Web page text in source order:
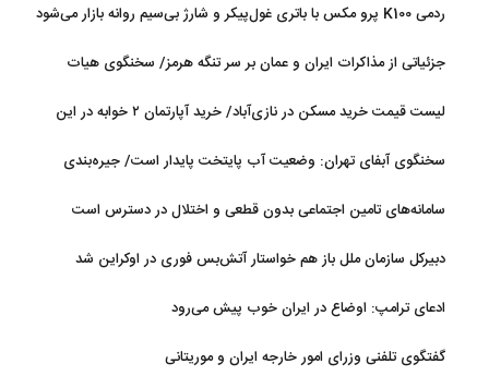
ردمی K100 پرو مکس با باتری غول‌پیکر و شارژ بی‌سیم روانه بازار می‌شود
جزئیاتی از مذاکرات ایران و عمان بر سر تنگه هرمز/ سخنگوی هیات
لیست قیمت خرید مسکن در نازی‌آباد/ خرید آپارتمان ۲ خوابه در این
سخنگوی آبفای تهران: وضعیت آب پایتخت پایدار است/ جیره‌بندی
سامانه‌های تامین اجتماعی بدون قطعی و اختلال در دسترس است
دبیرکل سازمان ملل باز هم خواستار آتش‌بس فوری در اوکراین شد
ادعای ترامپ: اوضاع در ایران خوب پیش می‌رود
گفتگوی تلفنی وزرای امور خارجه ایران و موریتانی